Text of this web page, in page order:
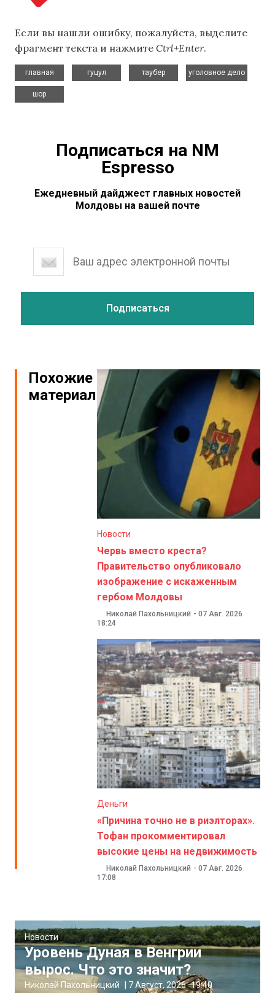
Если вы нашли ошибку, пожалуйста, выделите
фрагмент текста и нажмите Ctrl+Enter.
главная
гуцул
таубер
уголовное дело
шор
Подписаться на NM
Espresso
Ежедневный дайджест главных новостей
Молдовы на вашей почте
Похожие
материалы
Новости
Червь вместо креста?
Правительство опубликовало
изображение с искаженным
гербом Молдовы
Николай Пахольницкий - 07 Авг. 2026
18:24
Деньги
«Причина точно не в риэлторах».
Тофан прокомментировал
высокие цены на недвижимость
Николай Пахольницкий - 07 Авг. 2026
17:08
Новости
Уровень Дуная в Венгрии
вырос. Что это значит?
Николай Пахольницкий 7 Август, 2026 19:40